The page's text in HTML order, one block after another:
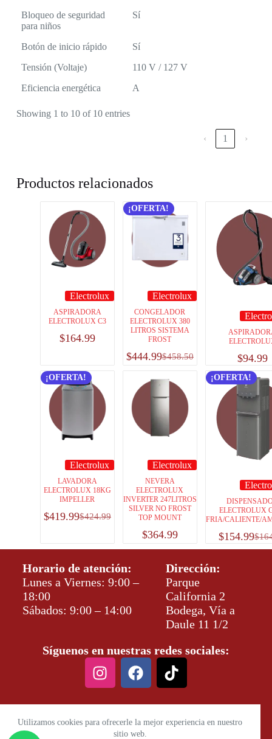
Utilizamos cookies para ofrecerle la mejor experiencia en nuestro
sitio web.
Bloqueo de seguridad
para niños
Sí
Botón de inicio rápido
Sí
Tensión (Voltaje)
110 V / 127 V
Eficiencia energética
A
Showing 1 to 10 of 10 entries
‹ 1 ›
Productos relacionados
Electrolux
ASPIRADORA
ELECTROLUX C3
$164.99
¡OFERTA!
Electrolux
CONGELADOR
ELECTROLUX 380
LITROS SISTEMA
FROST
$458.50
$444.99 $94.99
¡OFERTA!
Electrolux
LAVADORA
ELECTROLUX 18KG
IMPELLER
$424.99
$419.99
Electrolux
NEVERA
ELECTROLUX
INVERTER 247LITROS
SILVER NO FROST
TOP MOUNT
$364.99
¡OFERTA!
ELECTROLUX
FRIA/CALIENTE/
$
$154.99
Horario de atención:
Lunes a Viernes: 9:00 –
18:00
Sábados: 9:00 – 14:00
Dirección:
Parque
California 2
Bodega, Vía a
Daule 11 1/2
Síguenos en nuestras redes sociales: